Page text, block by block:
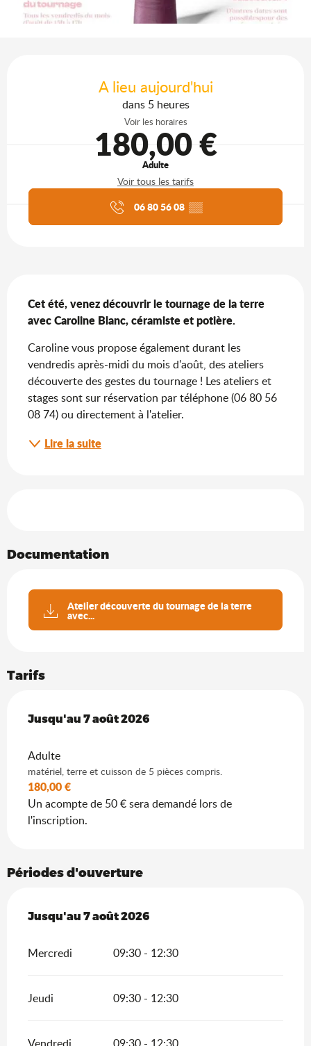
A lieu aujourd'hui
dans 5 heures
Voir les horaires
180,00 €
Adulte
Voir tous les tarifs
Agenda du moment
06 80 56 08 ▒▒
Cet été, venez découvrir le tournage de la terre
avec Caroline Blanc, céramiste et potière.
Caroline vous propose également durant les
vendredis après-midi du mois d'août, des ateliers
découverte des gestes du tournage ! Les ateliers et
stages sont sur réservation par téléphone (06 80 56
08 74) ou directement à l'atelier.
Lire la suite
Documentation
Atelier découverte du tournage de la terre
avec...
Tarifs
Du5 août 2026au7 août 2026
Jusqu'au 7 août 2026
Adulte
matériel, terre et cuisson de 5 pièces compris.
180,00 €
Un acompte de 50 € sera demandé lors de
l'inscription.
Périodes d'ouverture
Du5 août 2026au7 août 2026
Jusqu'au 7 août 2026
Mercredi 09:30 - 12:30
Jeudi 09:30 - 12:30